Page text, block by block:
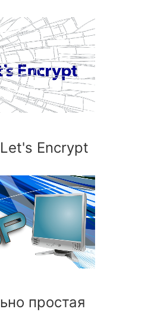
Encrypt
простая